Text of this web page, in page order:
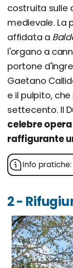
costruita sulle
medievale. La
affidata a
l'organo a
portone
Gaetano
e il pulpito,
settecento. Il
celebre
raffigurante
Info pratiche:
2 -